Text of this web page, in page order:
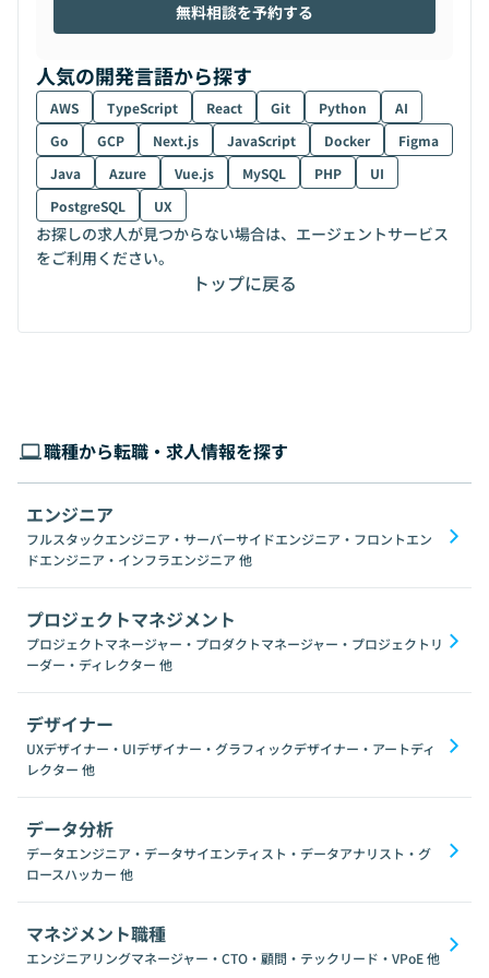
無料相談を予約する
人気の開発言語から探す
AWS TypeScript React Git Python
AI
Go
GCP Next.js JavaScript Docker
Figma
Java
Azure Vue.js MySQL PHP
UI
PostgreSQL
UX
お探しの求人が見つからない場合は、エージェントサービス
をご利用ください。
トップに戻る
職種から転職・求人情報を探す
エンジニア
フルスタックエンジニア・サーバーサイドエンジニア・フロントエン
ドエンジニア・インフラエンジニア 他
プロジェクトマネジメント
プロジェクトマネージャー・プロダクトマネージャー・プロジェクトリ
ーダー・ディレクター 他
デザイナー
UXデザイナー・UIデザイナー・グラフィックデザイナー・アートディ
レクター 他
データ分析
データエンジニア・データサイエンティスト・データアナリスト・グ
ロースハッカー 他
マネジメント職種
エンジニアリングマネージャー・CTO・顧問・テックリード・VPoE他